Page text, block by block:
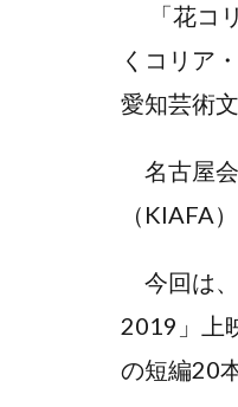
「花コリ
くコリア
愛知芸術
名古屋会
（KIAFA
今回は、
2019」上
の短編20